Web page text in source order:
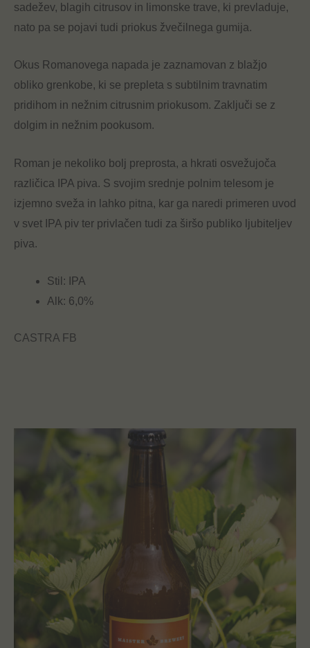
sadežev, blagih citrusov in limonske trave, ki prevladuje,
nato pa se pojavi tudi priokus žvečilnega gumija.
Okus Romanovega napada je zaznamovan z blažjo
obliko grenkobe, ki se prepleta s subtilnim travnatim
pridihom in nežnim citrusnim priokusom. Zaključi se z
dolgim in nežnim pookusom.
Roman je nekoliko bolj preprosta, a hkrati osvežujoča
različica IPA piva. S svojim srednje polnim telesom je
izjemno sveža in lahko pitna, kar ga naredi primeren uvod
v svet IPA piv ter privlačen tudi za širšo publiko ljubiteljev
piva.
Stil: IPA
Alk: 6,0%
CASTRA FB